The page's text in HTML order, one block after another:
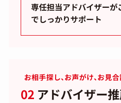
専任担当アドバイザーが
でしっかりサポート
お相手探し､お声がけ､お見
02 アドバイザー